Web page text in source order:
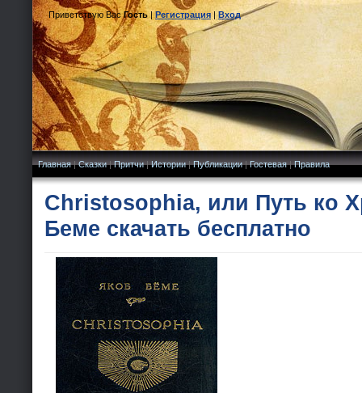
Приветствую Вас Гость|Регистрация|Вход
Главная|Сказки|Притчи|Истории|Публикации|Гостевая|Правила
Christosophia, или Путь ко
Беме скачать бесплатно